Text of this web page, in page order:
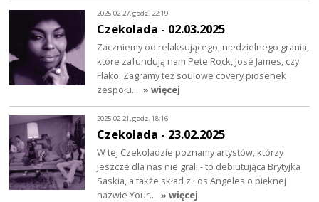
2025-02-27, godz. 22:19
Czekolada - 02.03.2025
Zaczniemy od relaksującego, niedzielnego grania,
które zafundują nam Pete Rock, José James, czy
Flako. Zagramy też soulowe covery piosenek
zespołu… » więcej
2025-02-21, godz. 18:16
Czekolada - 23.02.2025
W tej Czekoladzie poznamy artystów, którzy
jeszcze dla nas nie grali - to debiutująca Brytyjka
Saskia, a także skład z Los Angeles o pięknej
nazwie Your… » więcej